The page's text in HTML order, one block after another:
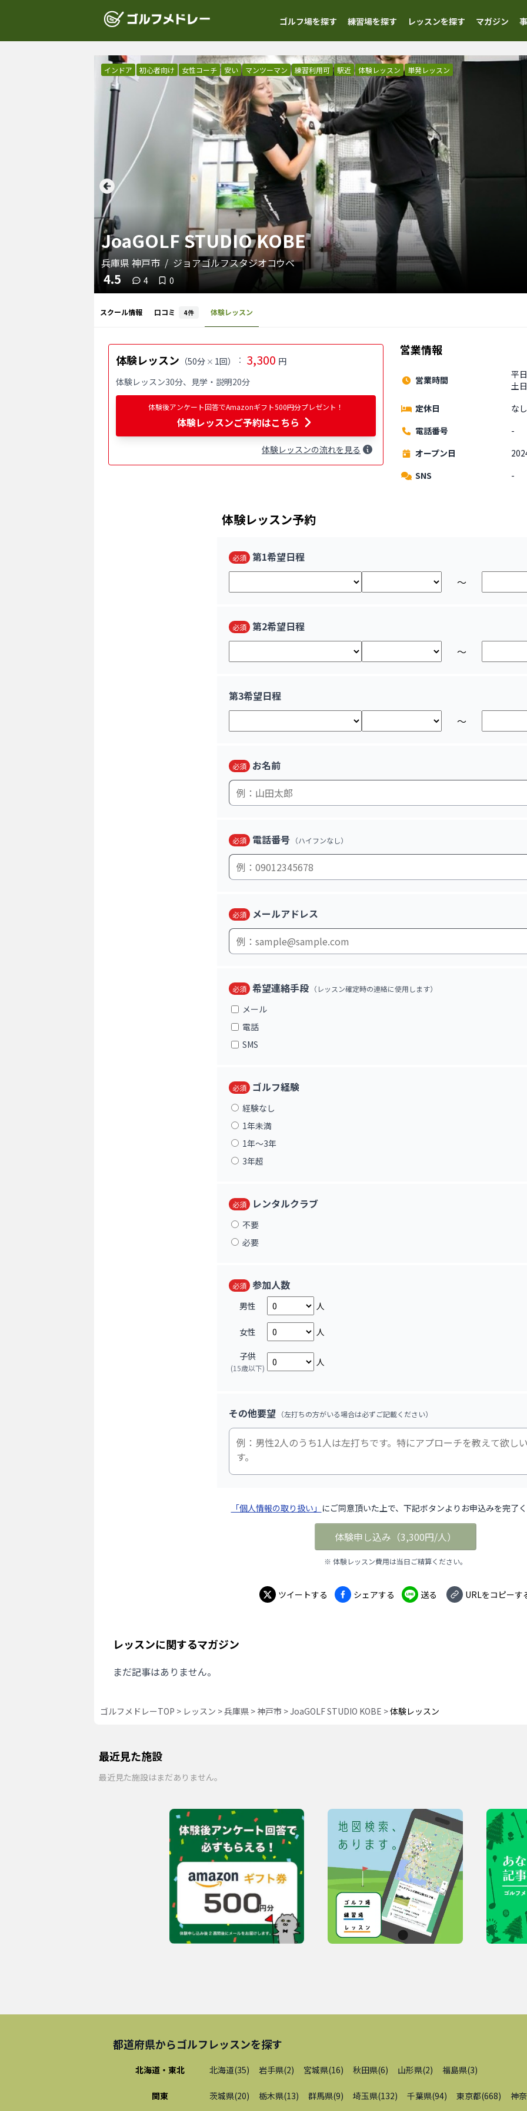
ゴルフ場を探す 練習場を探す レッスンを探す マガジン
インドア 初心者向け 女性コーチ 安い マンツーマン 練習利用可 駅近 体験レッスン 単発レッスン
JoaGOLF STUDIO KOBE
兵庫県 神戸市 / ジョアゴルフスタジオコウベ
4.5 4 0
スクール情報 口コミ 4件 体験レッスン
体験レッスン （50分 × 1回） ： 3,300 円
体験レッスン30分、見学・説明20分
体験後アンケート回答でAmazonギフト500円分プレゼント！
体験レッスンご予約はこちら
体験レッスンの流れを見る
営業情報
営業時間
平
土
定休日
な
電話番号
-
オープン日
SNS
-
体験レッスン予約
必須
第1希望日程
〜
必須
第2希望日程
〜
第3希望日程
〜
必須 お名前
必須 電話番号 （ハイフンなし）
必須 メールアドレス
必須 希望連絡手段 （レッスン確定時の連絡に使用します）
メール
電話
SMS
必須 ゴルフ経験
経験なし
1年未満
1年〜3年
3年超
必須 レンタルクラブ
不要
必要
必須 参加人数
男性 人
女性 人
子供
(15歳以下)
人
その他要望 （左打ちの方がいる場合は必ずご記載ください）
「個人情報の取り扱い」 にご同意頂いた上で、下記ボタンよりお申込みを完了
体験申し込み （3,300円/人）
※ 体験レッスン費用は当日ご精算ください。
ツイートする シェアする 送る URLをコピーす
レッスンに関するマガジン
まだ記事はありません。
ゴルフメドレーTOP > レッスン >兵庫県 >神戸市 >JoaGOLF STUDIO KOBE >体験レッスン
最近見た施設
最近見た施設はまだありません。
都道府県からゴルフレッスンを探す
北海道・東北 北海道(35) 岩手県(2) 宮城県(16) 秋田県(6) 山形県(2) 福島県(3)
関東 茨城県(20) 栃木県(13) 群馬県(9) 埼玉県(132) 千葉県(94) 東京都(668) 神